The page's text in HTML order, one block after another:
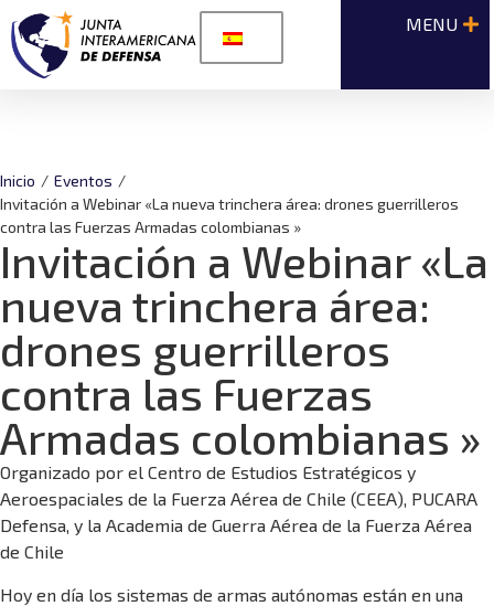
Inicio / Eventos /
Invitación a Webinar «La nueva trinchera área: drones guerrilleros
contra las Fuerzas Armadas colombianas »
Invitación a Webinar «La
nueva trinchera área:
drones guerrilleros
contra las Fuerzas
Armadas colombianas »
Organizado por el Centro de Estudios Estratégicos y
Aeroespaciales de la Fuerza Aérea de Chile (CEEA), PUCARA
Defensa, y la Academia de Guerra Aérea de la Fuerza Aérea
de Chile
Hoy en día los sistemas de armas autónomas están en una